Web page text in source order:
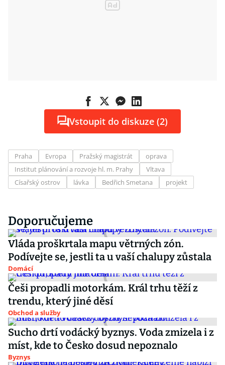
Vstoupit do diskuze (2)
Praha Evropa Pražský magistrát
oprava
Institut plánování a rozvoje hl. m. Prahy
Vltava
Císařský ostrov
lávka Bedřich Smetana projekt
Doporučujeme
Vláda proškrtala mapu větrných zón.
Podívejte se, jestli ta u vaší chalupy zůstala
Domácí
Češi propadli motorkám. Král trhu těží z
trendu, který jiné děsí
Obchod a služby
Sucho drtí vodácký byznys. Voda zmizela i z
míst, kde to Česko dosud nepoznalo
Byznys